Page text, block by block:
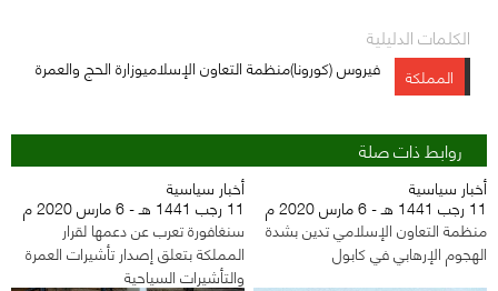
الكلمات الدليلية
المملكة فيروس (كورونا)منظمة التعاون الإسلاميوزارة الحج والعمرة
روابط ذات صلة
أخبار سياسية
11 رجب 1441 هـ - 6 مارس 2020 م
منظمة التعاون الإسلامي تدين بشدة
الهجوم الإرهابي في كابول
أخبار سياسية
11 رجب 1441 هـ - 6 مارس 2020 م
سنغافورة تعرب عن دعمها لقرار
المملكة بتعلق إصدار تأشيرات العمرة
والتأشيرات السياحية